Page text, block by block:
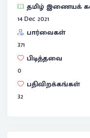
தமிழ் இணையக்
14 Dec 2021
பார்வைகள்
371
பிடித்தவை
0
பதிவிறக்கங்கள்
32